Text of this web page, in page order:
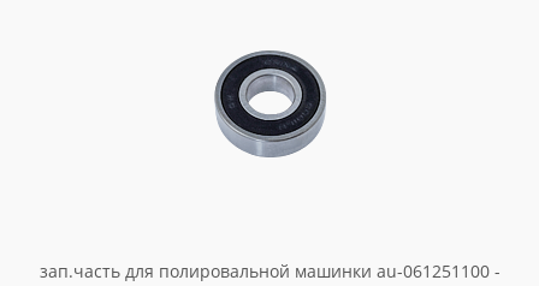
зап.часть для полировальной машинки au-061251100 -